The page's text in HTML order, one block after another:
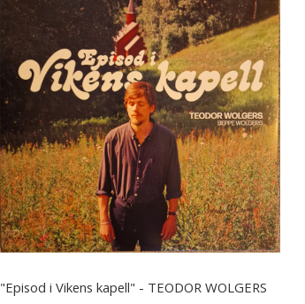
"Episod i Vikens kapell" - TEODOR WOLGERS